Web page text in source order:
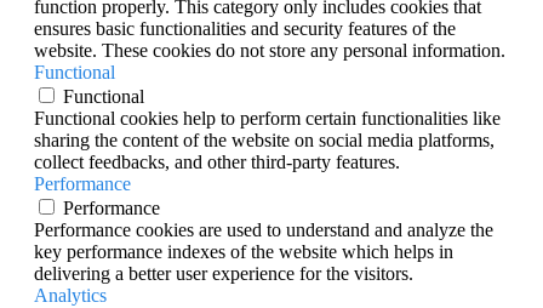
function properly. This category only includes cookies that
ensures basic functionalities and security features of the
website. These cookies do not store any personal information.
Functional
Functional
Functional cookies help to perform certain functionalities like
sharing the content of the website on social media platforms,
collect feedbacks, and other third-party features.
Performance
Performance
Performance cookies are used to understand and analyze the
key performance indexes of the website which helps in
delivering a better user experience for the visitors.
Analytics